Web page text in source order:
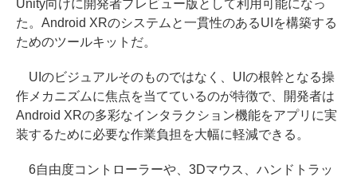
Unity向けに開発者プレビュー版として利用可能になっ
た。Android XRのシステムと一貫性のあるUIを構築する
ためのツールキットだ。
UIのビジュアルそのものではなく、UIの根幹となる操
作メカニズムに焦点を当てているのが特徴で、開発者は
Android XRの多彩なインタラクション機能をアプリに実
装するために必要な作業負担を大幅に軽減できる。
6自由度コントローラーや、3Dマウス、ハンドトラッ